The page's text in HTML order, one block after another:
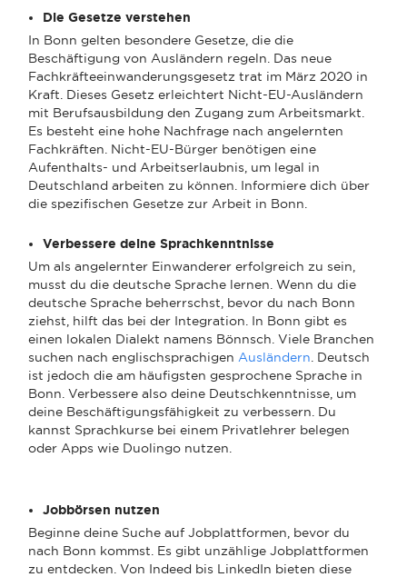
Die Gesetze verstehen
In Bonn gelten besondere Gesetze, die die
Beschäftigung von Ausländern regeln. Das neue
Fachkräfteeinwanderungsgesetz trat im März 2020 in
Kraft. Dieses Gesetz erleichtert Nicht-EU-Ausländern
mit Berufsausbildung den Zugang zum Arbeitsmarkt.
Es besteht eine hohe Nachfrage nach angelernten
Fachkräften. Nicht-EU-Bürger benötigen eine
Aufenthalts- und Arbeitserlaubnis, um legal in
Deutschland arbeiten zu können. Informiere dich über
die spezifischen Gesetze zur Arbeit in Bonn.
Verbessere deine Sprachkenntnisse
Um als angelernter Einwanderer erfolgreich zu sein,
musst du die deutsche Sprache lernen. Wenn du die
deutsche Sprache beherrschst, bevor du nach Bonn
ziehst, hilft das bei der Integration. In Bonn gibt es
einen lokalen Dialekt namens Bönnsch. Viele Branchen
suchen nach englischsprachigen Ausländern . Deutsch
ist jedoch die am häufigsten gesprochene Sprache in
Bonn. Verbessere also deine Deutschkenntnisse, um
deine Beschäftigungsfähigkeit zu verbessern. Du
kannst Sprachkurse bei einem Privatlehrer belegen
oder Apps wie Duolingo nutzen.
Jobbörsen nutzen
Beginne deine Suche auf Jobplattformen, bevor du
nach Bonn kommst. Es gibt unzählige Jobplattformen
zu entdecken. Von Indeed bis LinkedIn bieten diese